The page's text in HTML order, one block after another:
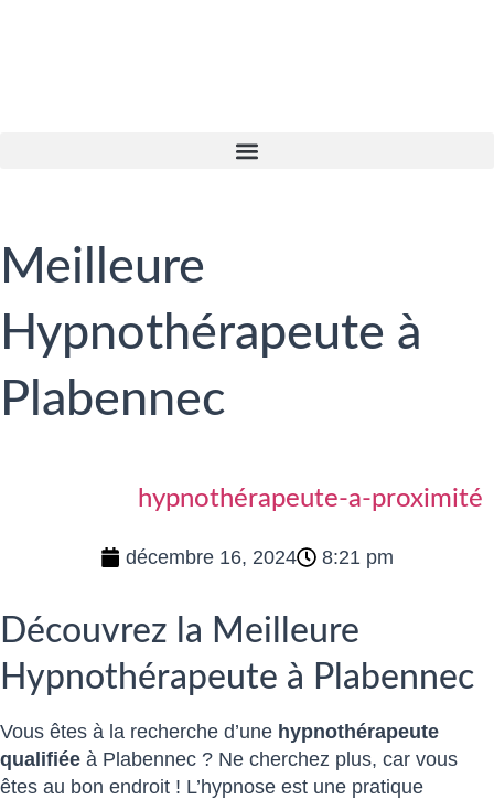
Meilleure
Hypnothérapeute à
Plabennec
hypnothérapeute-a-proximité
décembre 16, 2024 8:21 pm
Découvrez la Meilleure
Hypnothérapeute à Plabennec
Vous êtes à la recherche d’une hypnothérapeute
qualifiée à Plabennec ? Ne cherchez plus, car vous
êtes au bon endroit ! L’hypnose est une pratique